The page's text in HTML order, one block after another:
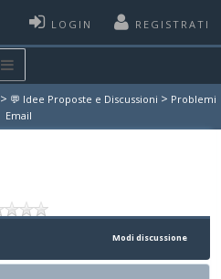
LOGIN REGISTRATI
> 💬 Idee Proposte e Discussioni > Problemi
Email
Modi discussione